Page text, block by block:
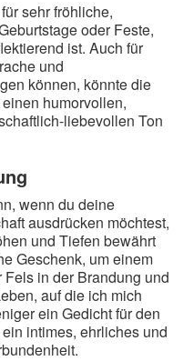
sehr fröhliche,
oder Feste,
ist. Auch für
und
können, könnte die
humorvollen,
liebevollen Ton
wenn du deine
ausdrücken möchtest,
und Tiefen bewährt
Geschenk, um einem
in der Brandung und
auf die ich mich
ein Gedicht für den
intimes, ehrliches und